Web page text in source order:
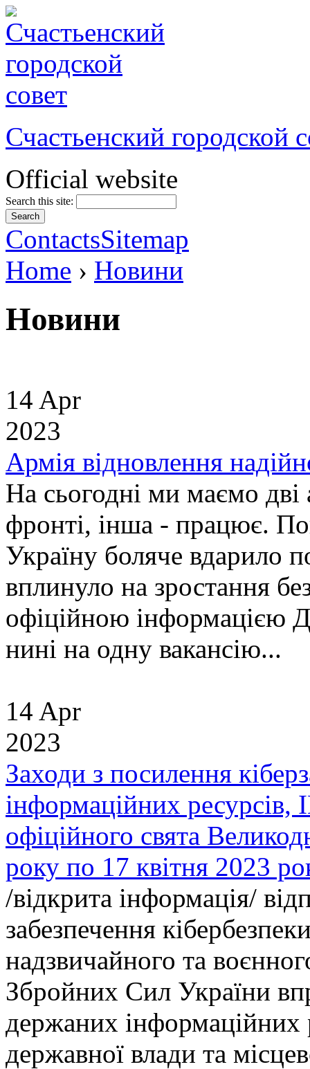
Счастьенский городской
Official website
Search this site:
ContactsSitemap
Home › Новини
Новини
14 Apr
2023
Армія відновлення
На сьогодні ми маємо дві
фронті, інша - працює.
Україну боляче вдарило
вплинуло на зростання
офіційною інформацією
нині на одну вакансію...
14 Apr
2023
Заходи з посилення
інформаційних ресурсів,
офіційного свята
року по 17 квітня 2023
/відкрита інформація/
забезпечення
надзвичайного та
Збройних Сил України
держаних інформаційних
державної влади та